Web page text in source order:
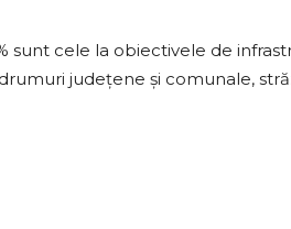
sunt cele la obiectivele de
județene şi comunale,